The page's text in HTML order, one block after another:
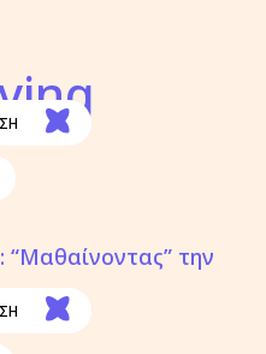
“Μαθαίνοντας” την